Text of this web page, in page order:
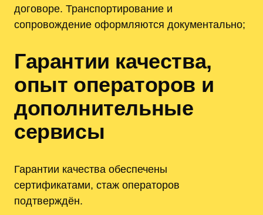
договоре. Транспортирование и
сопровождение оформляются документально;
Гарантии качества,
опыт операторов и
дополнительные
сервисы
Гарантии качества обеспечены
сертификатами, стаж операторов
подтверждён.